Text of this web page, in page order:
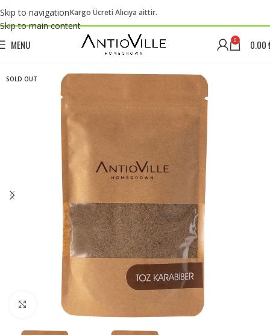
Skip to navigation
Skip to main content
Kargo Ücreti Alıcıya aittir.
MENU 0 0.00
SOLD OUT
Click to enlarge